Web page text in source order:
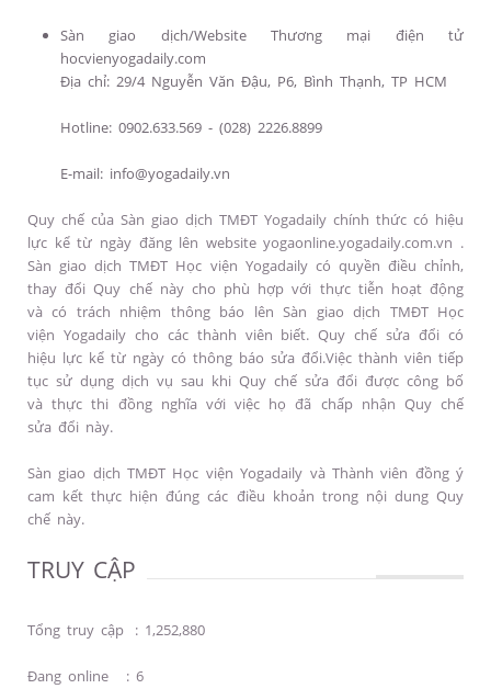
Sàn giao dịch/Website Thương mại điện tử
hocvienyogadaily.com
Địa chỉ: 29/4 Nguyễn Văn Đậu, P6, Bình Thạnh, TP HCM
Hotline: 0902.633.569 - (028) 2226.8899
E-mail: info@yogadaily.vn
Quy chế của Sàn giao dịch TMĐT Yogadaily chính thức có hiệu
lực kể từ ngày đăng lên website yogaonline.yogadaily.com.vn .
Sàn giao dịch TMĐT Học viện Yogadaily có quyền điều chỉnh,
thay đổi Quy chế này cho phù hợp với thực tiễn hoạt động
và có trách nhiệm thông báo lên Sàn giao dịch TMĐT Học
viện Yogadaily cho các thành viên biết. Quy chế sửa đổi có
hiệu lực kể từ ngày có thông báo sửa đổi.Việc thành viên tiếp
tục sử dụng dịch vụ sau khi Quy chế sửa đổi được công bố
và thực thi đồng nghĩa với việc họ đã chấp nhận Quy chế
sửa đổi này.
Sàn giao dịch TMĐT Học viện Yogadaily và Thành viên đồng ý
cam kết thực hiện đúng các điều khoản trong nội dung Quy
chế này.
TRUY CẬP
Tổng truy cập : 1,252,880
Đang online : 6